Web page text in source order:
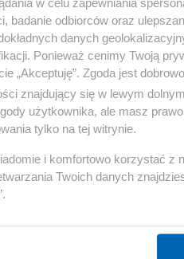
że żaden z obszarów
że przez AI
proc.) stwierdza, że AI nie
spokojni. 60 proc. z nich
wskazuje, że sztuczna
wynagrodzeń w
do zmniejszenia
odbiorców oraz
danych
Ponieważ cenimy Twoją
„Akceptuję”. Zgoda jest
znajdujący się w lewym
użytkownika, ale masz
tylko na tej witrynie.
i komfortowo korzystać z
Twoich danych